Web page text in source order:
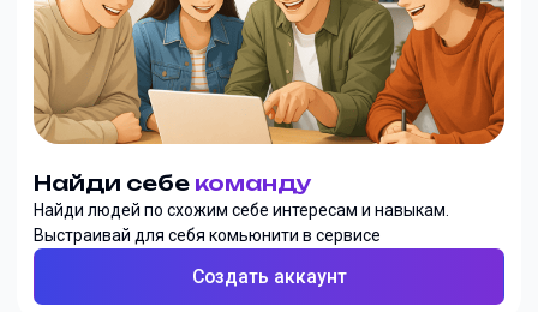
Найди себе команду
Найди людей по схожим себе интересам и навыкам.
Выстраивай для себя комьюнити в сервисе
Создать аккаунт